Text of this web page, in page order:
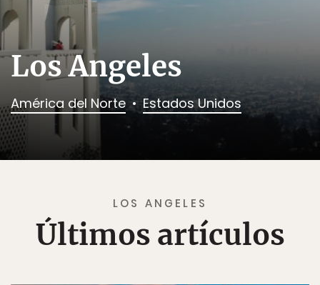
Los Angeles
América del Norte Estados Unidos
LOS ANGELES
Últimos artículos